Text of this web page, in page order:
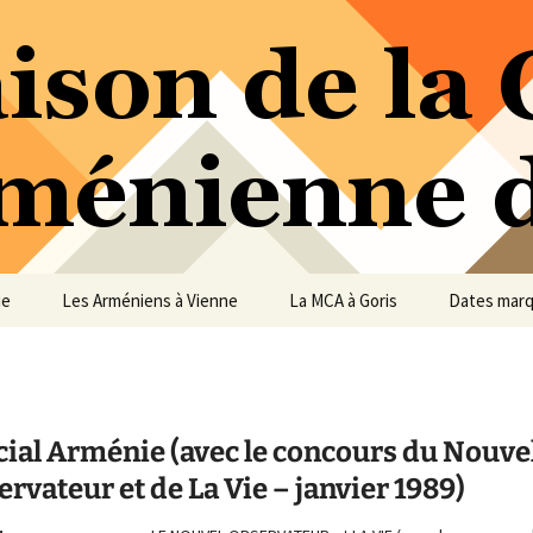
de Vienne
Les Arméniens à Vienne La MCA à Goris Dates
Arménie (avec le concours du
et de La Vie – janvier 1989)